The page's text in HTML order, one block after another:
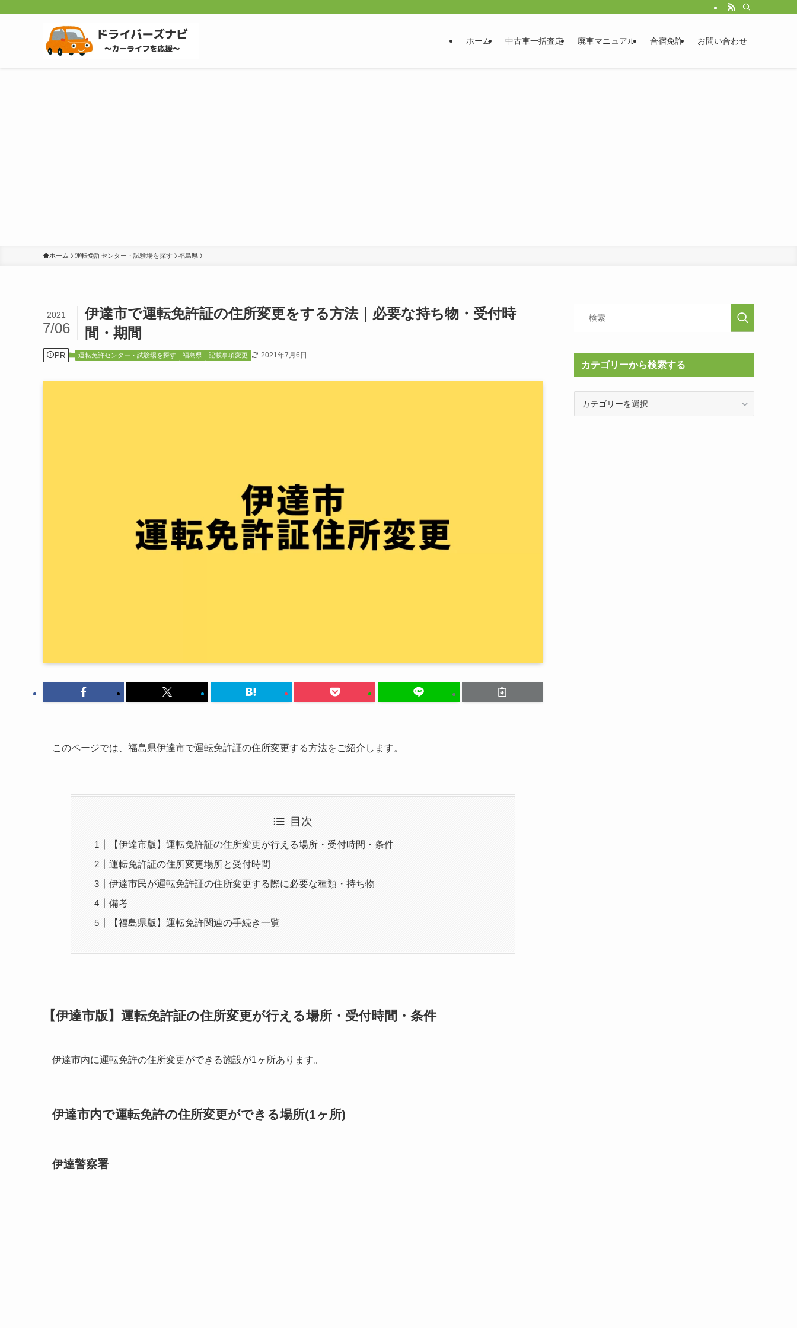
ホーム 中古車一括査定 廃車マニュアル 合宿免許 お問い合わせ
ホーム 運転免許センター・試験場を探す 福島県
伊達市で運転免許証の住所変更をする方法｜必要な持ち物・受付時
間・期間
2021
7/06
PR 運転免許センター・試験場を探す 福島県 記載事項変更 2021年7月6日
このページでは、福島県伊達市で運転免許証の住所変更する方法をご紹介します。
目次
【伊達市版】運転免許証の住所変更が行える場所・受付時間・条件
運転免許証の住所変更場所と受付時間
伊達市民が運転免許証の住所変更する際に必要な種類・持ち物
備考
【福島県版】運転免許関連の手続き一覧
【伊達市版】運転免許証の住所変更が行える場所・受付時間・条件
伊達市内に運転免許の住所変更ができる施設が1ヶ所あります。
伊達市内で運転免許の住所変更ができる場所(1ヶ所)
伊達警察署
カテゴリーから検索する